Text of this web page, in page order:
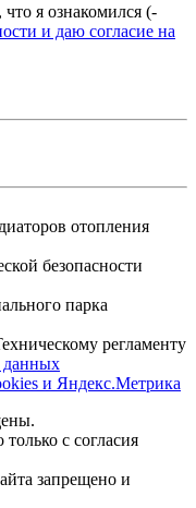
я ознакомился (-
и даю согласие на
отопления
безопасности
парка
регламенту
данных
и Яндекс.Метрика
с согласия
запрещено и